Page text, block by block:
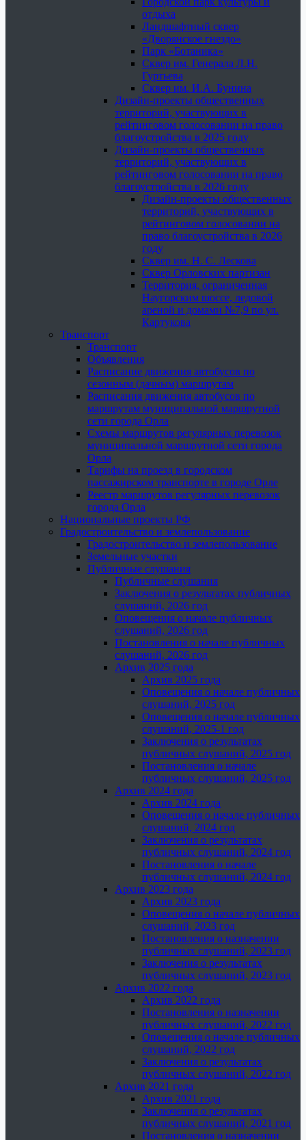
отдыха
Ландшафтный сквер
«Дворянское гнездо»
Парк «Ботаника»
Сквер им. Генерала Л.Н.
Гуртьева
Сквер им. И.А. Бунина
Дизайн-проекты общественных
территорий, участвующих в
рейтинговом голосовании на право
благоустройства в 2025 году
Дизайн-проекты общественных
территорий, участвующих в
рейтинговом голосовании на право
благоустройства в 2026 году
Дизайн-проекты общественных
территорий, участвующих в
рейтинговом голосовании на
право благоустройства в 2026
году
Сквер им. Н. С. Лескова
Сквер Орловских партизан
Территория, ограниченная
Наугорским шоссе, ледовой
ареной и домами №7,9 по ул.
Картукова
Транспорт
Транспорт
Объявления
Расписание движения автобусов по
сезонным (дачным) маршрутам
Расписания движения автобусов по
маршрутам муниципальной маршрутной
сети города Орла
Схемы маршрутов регулярных перевозок
муниципальной маршрутной сети города
Орла
Тарифы на проезд в городском
пассажирском транспорте в городе Орле
Реестр маршрутов регулярных перевозок
города Орла
Национальные проекты РФ
Градостроительство и землепользование
Градостроительство и землепользование
Земельные участки
Публичные слушания
Публичные слушания
Заключения о результатах публичных
слушаний, 2026 год
Оповещения о начале публичных
слушаний, 2026 год
Постановления о начале публичных
слушаний, 2026 год
Архив 2025 года
Архив 2025 года
Оповещения о начале публичных
слушаний, 2025 год
Оповещения о начале публичных
слушаний, 2025-1 год
Заключения о результатах
публичных слушаний, 2025 год
Постановления о начале
публичных слушаний, 2025 год
Архив 2024 года
Архив 2024 года
Оповещения о начале публичных
слушаний, 2024 год
Заключения о результатах
публичных слушаний, 2024 год
Постановления о начале
публичных слушаний, 2024 год
Архив 2023 года
Архив 2023 года
Оповещения о начале публичных
слушаний, 2023 год
Постановления о назначении
публичных слушаний, 2023 год
Заключения о результатах
публичных слушаний, 2023 год
Архив 2022 года
Архив 2022 года
Постановления о назначении
публичных слушаний, 2022 год
Оповещения о начале публичных
слушаний, 2022 год
Заключения о результатах
публичных слушаний, 2022 год
Архив 2021 года
Архив 2021 года
Заключения о результатах
публичных слушаний, 2021 год
Постановления о назначении